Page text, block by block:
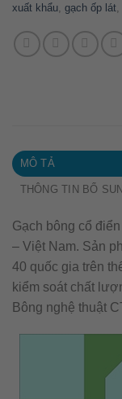
xuất khẩu gạch ốp lát
MÔ TẢ
THÔNG TIN BỔ
Gạch bông cổ
– Việt Nam. Sản
40 quốc gia trên
kiểm soát chất
Bông nghệ thuật